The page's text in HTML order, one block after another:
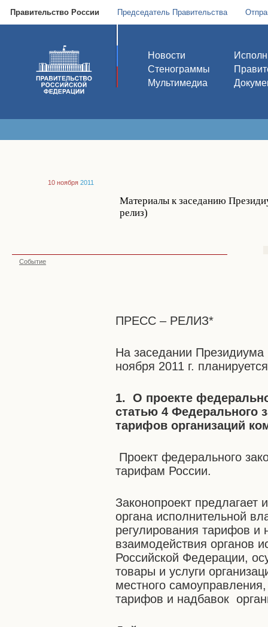
Правительство России Председатель Правительства
Новости
Стенограммы
Мультимедиа
10 ноября 2011
Материалы к заседанию
релиз)
Событие
ПРЕСС – РЕЛИЗ*
На заседании Президиума
ноября 2011 г.
1. О проекте
статью 4 Федерального
тарифов организаций
Проект федерального
тарифам России.
Законопроект
органа исполнительной
регулирования тарифов и
взаимодействия органов
Российской Федерации,
товары и услуги
местного
тарифов и надбавок